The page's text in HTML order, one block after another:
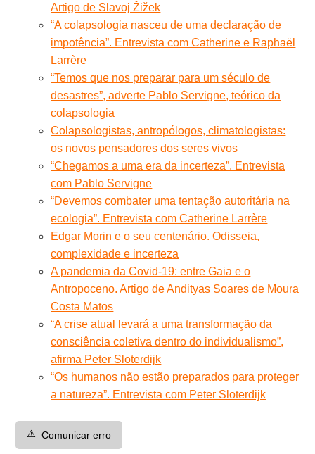
Artigo de Slavoj Žižek
“A colapsologia nasceu de uma declaração de
impotência”. Entrevista com Catherine e Raphaël
Larrère
“Temos que nos preparar para um século de
desastres”, adverte Pablo Servigne, teórico da
colapsologia
Colapsologistas, antropólogos, climatologistas:
os novos pensadores dos seres vivos
“Chegamos a uma era da incerteza”. Entrevista
com Pablo Servigne
“Devemos combater uma tentação autoritária na
ecologia”. Entrevista com Catherine Larrère
Edgar Morin e o seu centenário. Odisseia,
complexidade e incerteza
A pandemia da Covid-19: entre Gaia e o
Antropoceno. Artigo de Andityas Soares de Moura
Costa Matos
“A crise atual levará a uma transformação da
consciência coletiva dentro do individualismo”,
afirma Peter Sloterdijk
“Os humanos não estão preparados para proteger
a natureza”. Entrevista com Peter Sloterdijk
⚠️ Comunicar erro